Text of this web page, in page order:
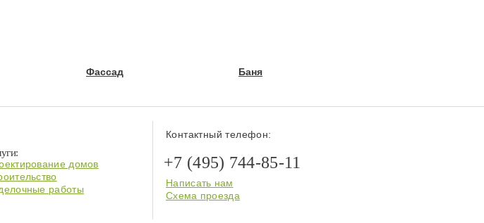
Фассад
Баня
домов
работы
Контактный телефон:
+7 (495) 744-85-11
Написать нам
Схема проезда